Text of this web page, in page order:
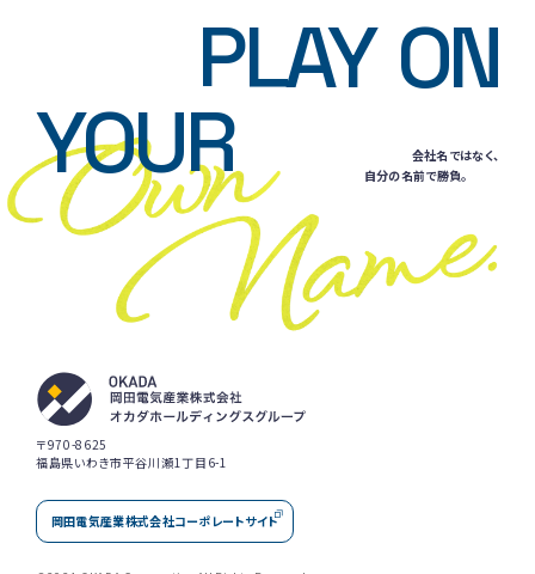
PLAY ON
YOUR
会社名ではなく、
自分の名前で勝負。
〒970-8625
福島県いわき市平谷川瀬1丁目6-1
岡田電気産業株式会社コーポレートサイト